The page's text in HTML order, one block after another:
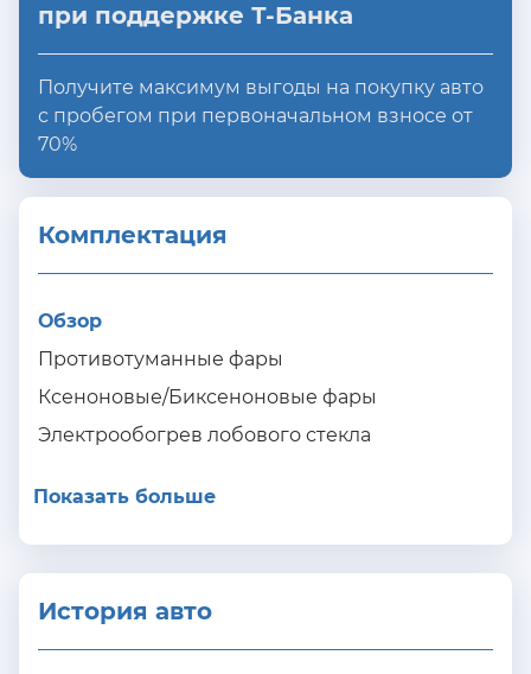
при поддержке Т-Банка
Получите максимум выгоды на покупку авто
с пробегом при первоначальном взносе от
70%
Комплектация
Обзор
Противотуманные фары
Ксеноновые/Биксеноновые фары
Электрообогрев лобового стекла
Показать больше
История авто